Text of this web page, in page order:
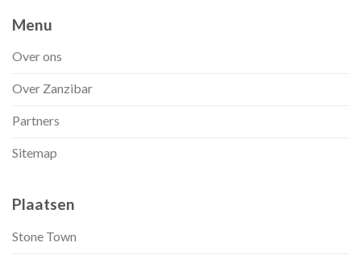
Menu
Over ons
Over Zanzibar
Partners
Sitemap
Plaatsen
Stone Town